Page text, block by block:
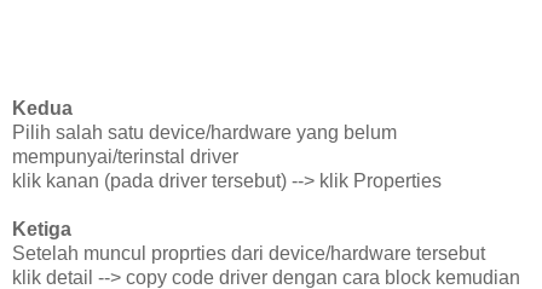
Kedua
Pilih salah satu device/hardware yang belum
mempunyai/terinstal driver
klik kanan (pada driver tersebut) --> klik Properties
Ketiga
Setelah muncul proprties dari device/hardware tersebut
klik detail --> copy code driver dengan cara block kemudian